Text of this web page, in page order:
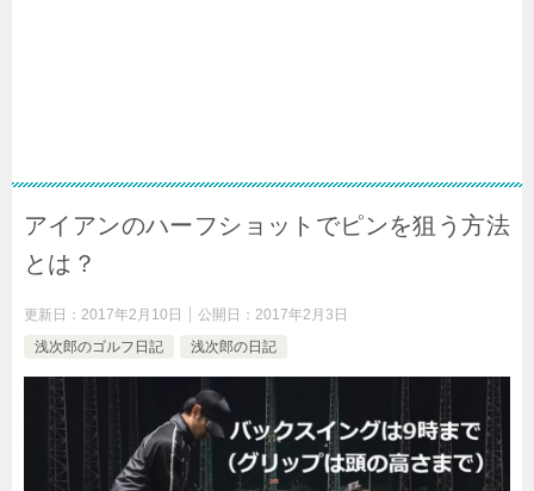
アイアンのハーフショットでピンを狙う方法
とは？
更新日： 2017年2月10日 公開日： 2017年2月3日
浅次郎のゴルフ日記
浅次郎の日記